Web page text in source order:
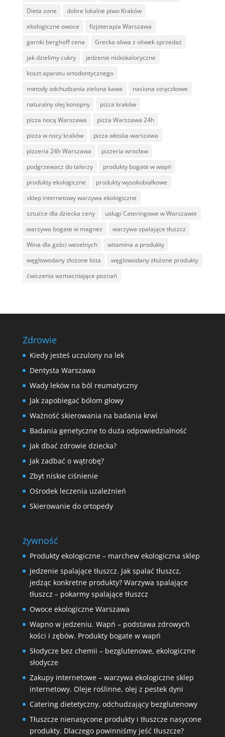
Dieta zone
dobre lokalne piwo Kraków
ekologiczne owoce
fizjoterapia Warszawa
garnki berghoff cena
Grecka oliwa z oliwek sprzedaż
jak dzielimy cukry
jedzenie niskokaloryczne
koszt aparatu ortodontycznego
metody odchudzania zielona kawa
nasiona strączkowe
naturalny olej konopny
pizza kraków
pizza nocą Warszawa
pizza Warszawa 24h
pizza w nocy kraków
pizza włoska warszawa
pizzeria 24h Warszawa
pizzeria wrocław
podgrzewacz do talerzy
produkty bogate w wapń
produkty ekologiczne
produkty wysokobiałkowe
sklep internetowy warzywa ekologiczne
sztućce dla dziecka ceny
usługi Cateringowe w Warszawie
warzywa bogate w magnez
warzywa spalające tłuszcz
Wina dla gości weselnych
witamina a produkty
węglowodany złożone lista
węglowodany złożone produkty
ćwiczenia wzmacniające poznań
Zdrowie
Kiedy jesteś uczulony na lek
Dentysta Warszawa
Wady leków na ból reumatyczny
Jak zapobiegać bólom głowy
Ważność skierowania na badania krwi
Badania genetyczne to duża odpowiedzialność
Jak dbać zdrowie dziecka?
Jak zadbać o wątrobę?
Zbyt niskie ciśnienie
Ośrodek leczenia uzależnień
Skierowanie do ortopedy
żywność
Produkty ekologiczne – marchew ekologiczna sklep
Jedzenie spalające tłuszcz. Jak spalać tłuszcz,
jedząc konkretne produkty? Warzywa spalające
tłuszcz – pokarmy spalające tłuszcz
Owoce ekologiczne Warszawa
Wapno w jedzeniu. Wapń – podstawa zdrowych
kości i zębów. Produkty bogate w wapń
Słodycze bez chemii – bezglutenowe, ekologiczne
słodycze
Zakupy internetowe – warzywa ekologiczne sklep
internetowy. Oleje roślinne, olej z pestek dyni
Catering dietetyczny, odchudzający bezglutenowy
Tłuszcze nienasycone produkty i tłuszcze nasycone
produkty. Dlaczego powinniśmy jeść tłuszcze?